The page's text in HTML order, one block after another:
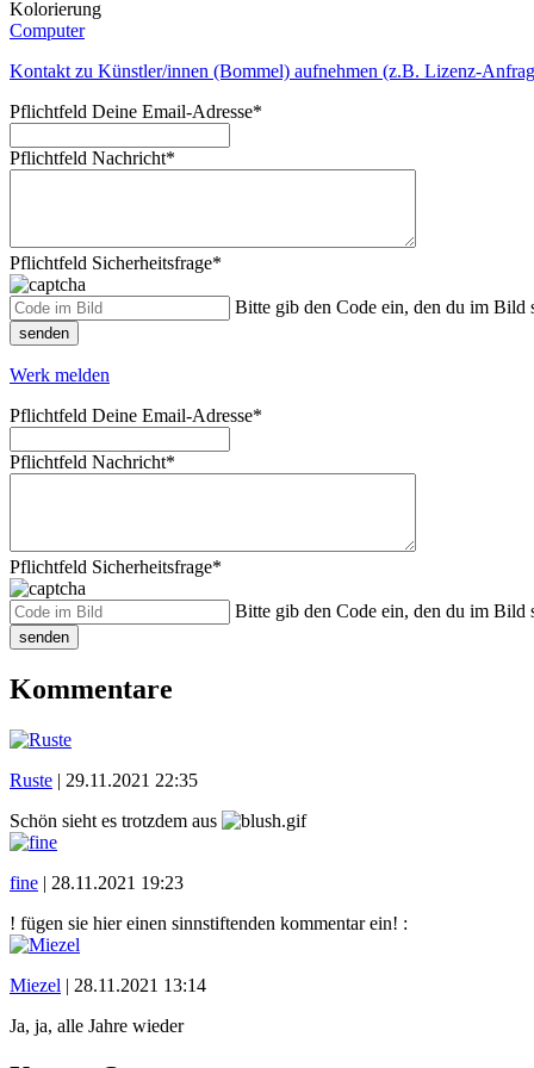
Kolorierung
Computer
Kontakt zu Künstler/innen (Bommel) aufnehmen (z.B. Lizenz-
Pflichtfeld Deine Email-Adresse*
Pflichtfeld Nachricht*
Pflichtfeld Sicherheitsfrage*
Bitte gib den Code ein, den du im Bild
senden
Werk melden
Pflichtfeld Deine Email-Adresse*
Pflichtfeld Nachricht*
Pflichtfeld Sicherheitsfrage*
Bitte gib den Code ein, den du im Bild
senden
Kommentare
Ruste | 29.11.2021 22:35
Schön sieht es trotzdem aus
fine | 28.11.2021 19:23
! fügen sie hier einen sinnstiftenden kommentar ein! :
Miezel | 28.11.2021 13:14
Ja, ja, alle Jahre wieder